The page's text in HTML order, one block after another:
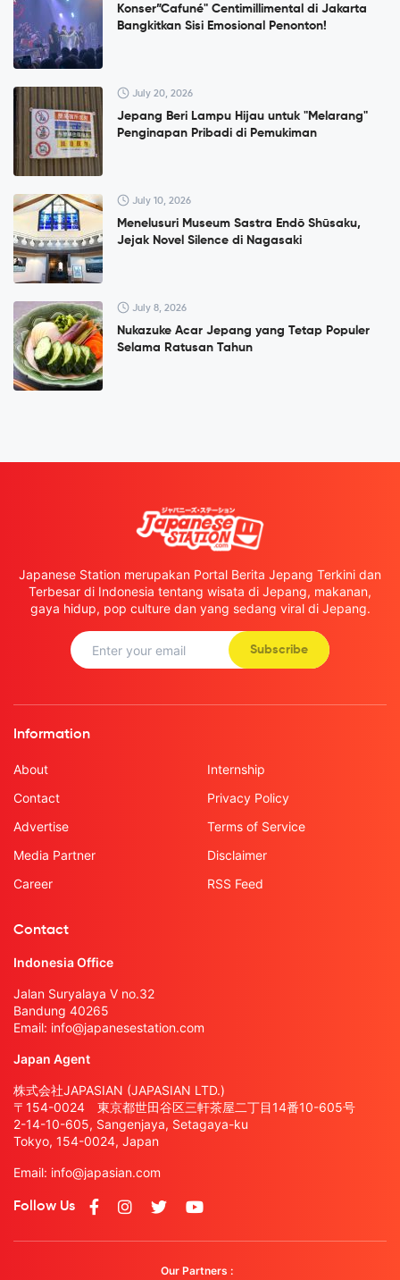
Konser”Cafuné" Centimillimental di Jakarta
Bangkitkan Sisi Emosional Penonton!
July 20, 2026
Jepang Beri Lampu Hijau untuk "Melarang"
Penginapan Pribadi di Pemukiman
July 10, 2026
Menelusuri Museum Sastra Endō Shūsaku,
Jejak Novel Silence di Nagasaki
July 8, 2026
Nukazuke Acar Jepang yang Tetap Populer
Selama Ratusan Tahun
Japanese Station merupakan Portal Berita Jepang Terkini dan
Terbesar di Indonesia tentang wisata di Jepang, makanan,
gaya hidup, pop culture dan yang sedang viral di Jepang.
Subscribe
Information
About
Contact
Advertise
Media Partner
Career
Internship
Privacy Policy
Terms of Service
Disclaimer
RSS Feed
Contact
Indonesia Office
Jalan Suryalaya V no.32
Bandung 40265
Email: info@japanesestation.com
Japan Agent
株式会社JAPASIAN (JAPASIAN LTD.)
〒154-0024 東京都世田谷区三軒茶屋二丁目14番10-605号
2-14-10-605, Sangenjaya, Setagaya-ku
Tokyo, 154-0024, Japan
Email: info@japasian.com
Follow Us
Our Partners :